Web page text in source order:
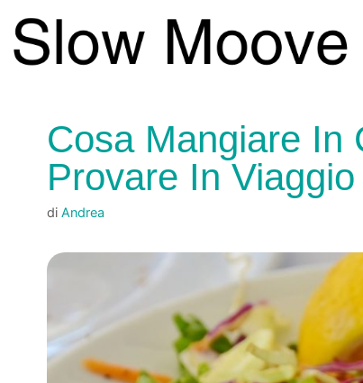
contenuto
Cosa Mangiare In
Provare In Viaggio
di Andrea